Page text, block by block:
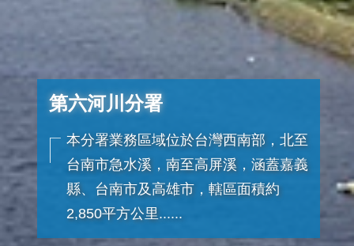
第六河川分署
本分署業務區域位於台灣西南部，北至
台南市急水溪，南至高屏溪，涵蓋嘉義
縣、台南市及高雄市，轄區面積約
2,850平方公里......